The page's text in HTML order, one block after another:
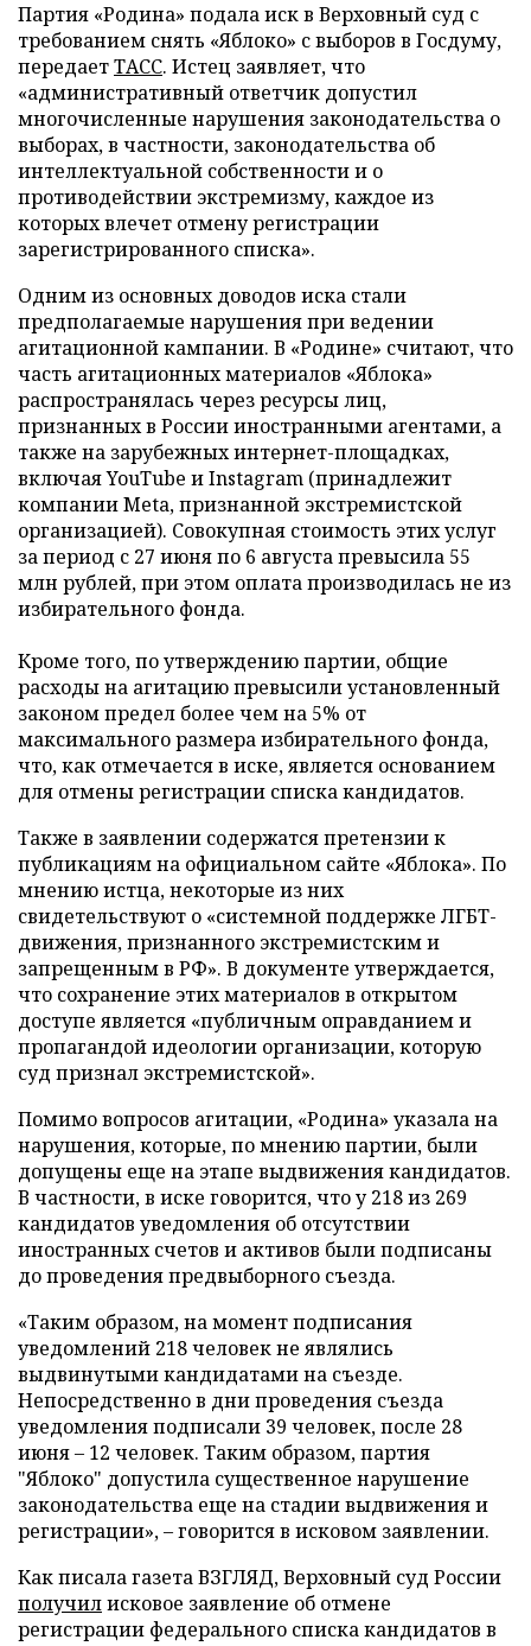
Партия «Родина» подала иск в Верховный суд с
требованием снять «Яблоко» с выборов в Госдуму,
передаетТАСС. Истец заявляет, что
«административный ответчик допустил
многочисленные нарушения законодательства о
выборах, в частности, законодательства об
интеллектуальной собственности и о
противодействии экстремизму, каждое из
которых влечет отмену регистрации
зарегистрированного списка».
Одним из основных доводов иска стали
предполагаемые нарушения при ведении
агитационной кампании. В «Родине» считают, что
часть агитационных материалов «Яблока»
распространялась через ресурсы лиц,
признанных в России иностранными агентами, а
также на зарубежных интернет-площадках,
включая YouTube и Instagram (принадлежит
компании Meta, признанной экстремистской
организацией). Совокупная стоимость этих услуг
за период с 27 июня по 6 августа превысила 55
млн рублей, при этом оплата производилась не из
избирательного фонда.
Кроме того, по утверждению партии, общие
расходы на агитацию превысили установленный
законом предел более чем на 5% от
максимального размера избирательного фонда,
что, как отмечается в иске, является основанием
для отмены регистрации списка кандидатов.
Также в заявлении содержатся претензии к
публикациям на официальном сайте «Яблока». По
мнению истца, некоторые из них
свидетельствуют о «системной поддержке ЛГБТ-
движения, признанного экстремистским и
запрещенным в РФ». В документе утверждается,
что сохранение этих материалов в открытом
доступе является «публичным оправданием и
пропагандой идеологии организации, которую
суд признал экстремистской».
Помимо вопросов агитации, «Родина» указала на
нарушения, которые, по мнению партии, были
допущены еще на этапе выдвижения кандидатов.
В частности, в иске говорится, что у 218 из 269
кандидатов уведомления об отсутствии
иностранных счетов и активов были подписаны
до проведения предвыборного съезда.
«Таким образом, на момент подписания
уведомлений 218 человек не являлись
выдвинутыми кандидатами на съезде.
Непосредственно в дни проведения съезда
уведомления подписали 39 человек, после 28
июня – 12 человек. Таким образом, партия
"Яблоко" допустила существенное нарушение
законодательства еще на стадии выдвижения и
регистрации», – говорится в исковом заявлении.
Как писала газета ВЗГЛЯД, Верховный суд России
получилисковое заявление об отмене
регистрации федерального списка кандидатов в